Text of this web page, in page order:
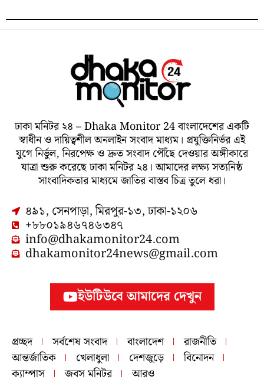
ঢাকা মনিটর ২৪ – Dhaka Monitor 24 বাংলাদেশের একটি
স্বাধীন ও দায়িত্বশীল অনলাইন সংবাদ মাধ্যম। প্রযুক্তিনির্ভর এই
যুগে নির্ভুল, নিরপেক্ষ ও দ্রুত সংবাদ পৌঁছে দেওয়ার অঙ্গীকারে
যাত্রা শুরু করেছে ঢাকা মনিটর ২৪। আমাদের লক্ষ্য সত্যনিষ্ঠ
সাংবাদিকতার মাধ্যমে জাতির বাস্তব চিত্র তুলে ধরা।
৪৯১, সেনপাড়া, মিরপুর-১৩, ঢাকা-১২০৬
+৮৮০১৯৪৬৭৪৬৩৪৭
info@dhakamonitor24.com
dhakamonitor24news@gmail.com
ইউটিউবে আমাদের দেখুন
প্রচ্ছদ সর্বশেষ সংবাদ বাংলাদেশ
রাজনীতি
আন্তর্জাতিক
খেলাধুলা দেশজুড়ে
বিনোদন
ক্যাম্পাস
জবস মনিটর আরও